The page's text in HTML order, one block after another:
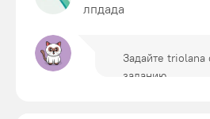
лпдада